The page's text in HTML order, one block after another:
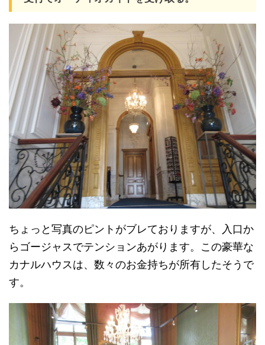
ちょっと写真のピントがブレておりますが、入口か
らゴージャスでテンションあがります。この豪華な
カナルハウスは、数々のお金持ちが所有したそうで
す。